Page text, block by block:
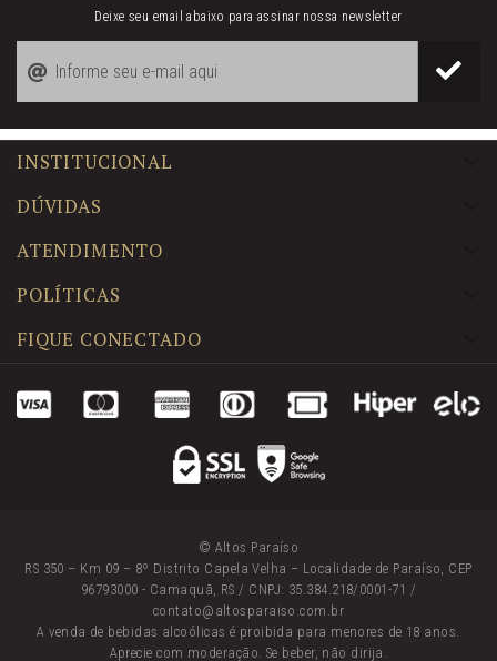
Deixe seu email abaixo para assinar nossa newsletter
INSTITUCIONAL
DÚVIDAS
ATENDIMENTO
POLÍTICAS
FIQUE CONECTADO
© Altos Paraíso
RS 350 – Km 09 – 8º Distrito Capela Velha – Localidade de Paraíso, CEP
96793000 - Camaquã, RS / CNPJ: 35.384.218/0001-71 /
contato@altosparaiso.com.br
A venda de bebidas alcoólicas é proibida para menores de 18 anos.
Aprecie com moderação. Se beber, não dirija.